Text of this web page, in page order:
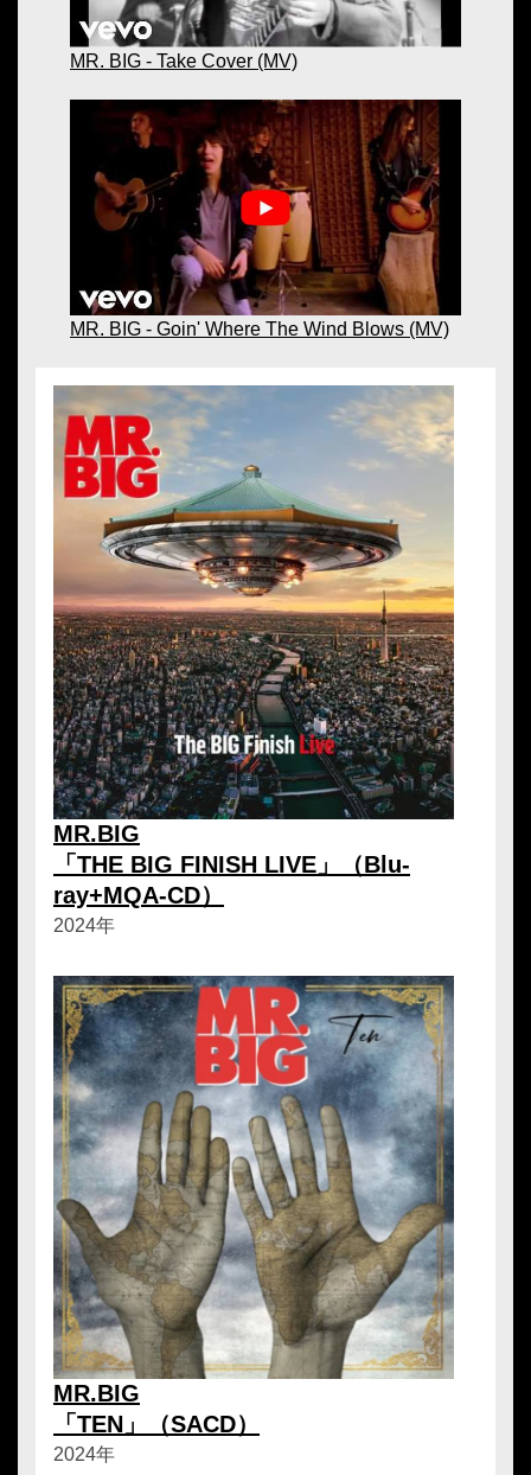
MR. BIG - Take Cover (MV)
MR. BIG - Goin' Where The Wind Blows (MV)
MR.BIG
「THE BIG FINISH LIVE」（Blu-
ray+MQA-CD）
2024年
MR.BIG
「TEN」（SACD）
2024年